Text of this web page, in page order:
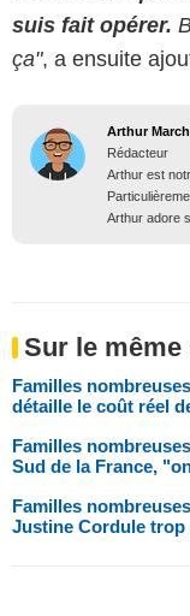
suis fait opérer.
ça", a ensuite
Arthur
Rédacteur
Arthur est
Arthur adore
Sur le même
Familles
détaille le coût réel
Familles
Sud de la France,
Familles
Justine Cordule trop